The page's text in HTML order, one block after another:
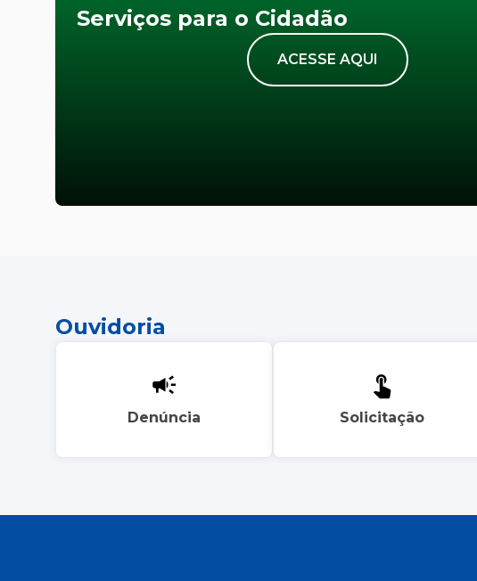
Serviços para o Cidadão
ACESSE AQUI
Ouvidoria
Denúncia Solicitação